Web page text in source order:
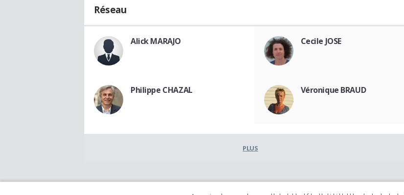
Réseau
Alick MARAJO Cecile JOSE
Philippe CHAZAL Véronique BRAUD
PLUS